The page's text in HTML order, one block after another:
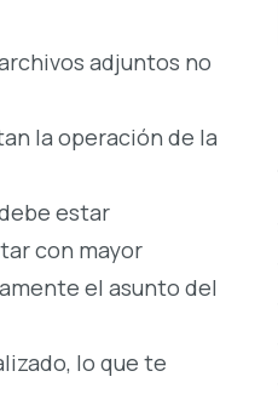
adjuntos no
la operación de la
estar
con mayor
el asunto del
lo que te